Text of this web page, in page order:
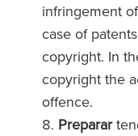
infringement
case of
copyright. In
copyright the
offence.
Preparar